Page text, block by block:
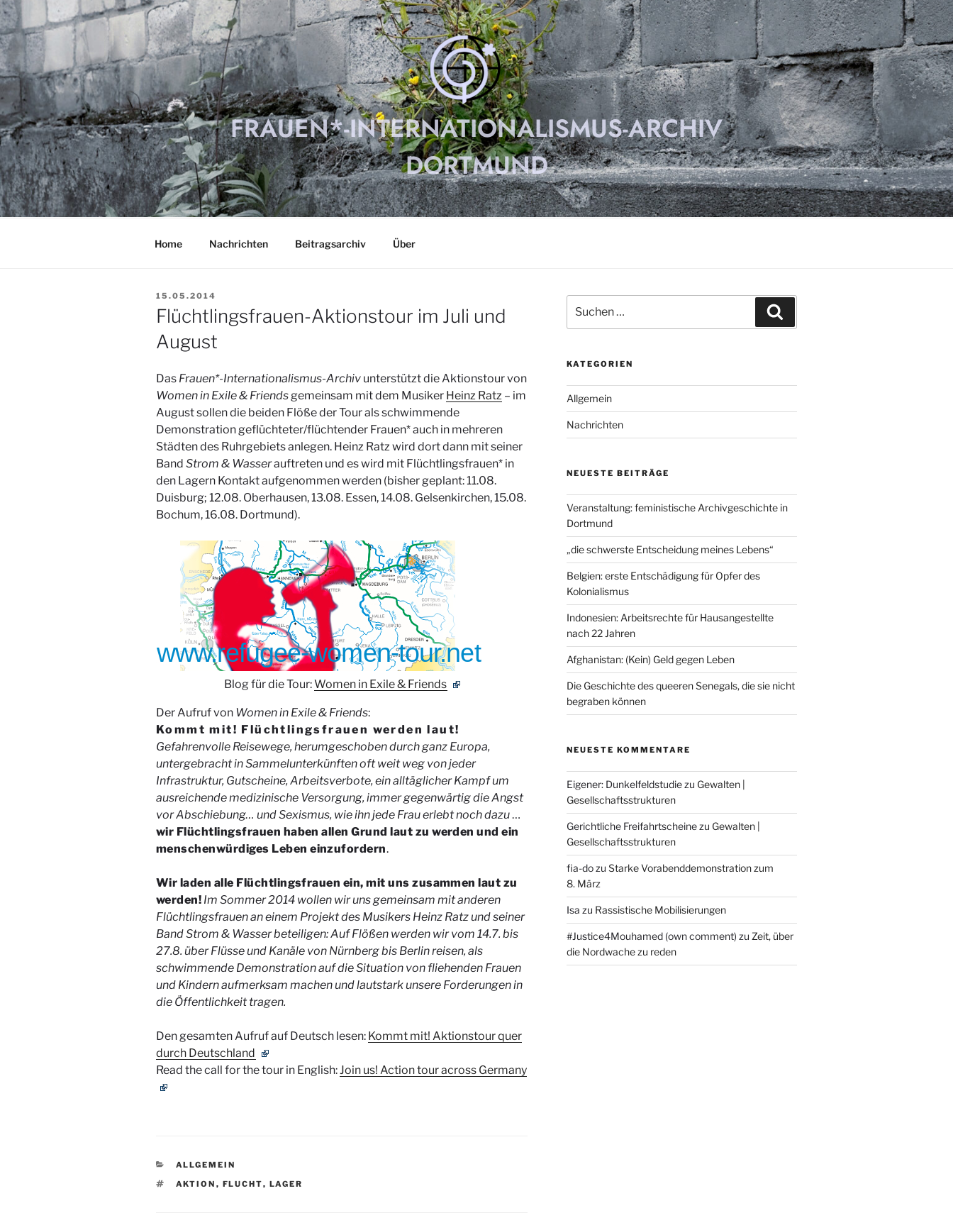
Zum
Inhalt
springen
FRAUEN*-INTERNATIONALISMUS-ARCHIV
DORTMUND
Home Nachrichten Beitragsarchiv Über
VERÖFFENTLICHT
AM
15.05.2014
Flüchtlingsfrauen-Aktionstour im Juli und
August
Das Frauen*-Internationalismus-Archiv unterstützt die Aktionstour von
Women in Exile& Friendsgemeinsam mit dem Musiker Heinz Ratz – im
August sollen die beiden Flöße der Tour als schwimmende
Demonstration geflüchteter/flüchtender Frauen* auch in mehreren
Städten des Ruhrgebiets anlegen. Heinz Ratz wird dort dann mit seiner
Band Strom & Wasserauftreten und es wird mit Flüchtlingsfrauen* in
den Lagern Kontakt aufgenommen werden (bisher geplant: 11.08.
Duisburg; 12.08. Oberhausen, 13.08. Essen, 14.08. Gelsenkirchen, 15.08.
Bochum, 16.08. Dortmund).
Blog für die Tour:Women in Exile & Friends
Der Aufruf von Women in Exile & Friends:
Kommt mit! Flüchtlingsfrauen werden laut!
Gefahrenvolle Reisewege, herumgeschoben durch ganz Europa,
untergebracht in Sammelunterkünften oft weit weg von jeder
Infrastruktur, Gutscheine, Arbeitsverbote, ein alltäglicher Kampf um
ausreichende medizinische Versorgung, immer gegenwärtig die Angst
vor Abschiebung… und Sexismus, wie ihn jede Frau erlebt noch dazu…
wir Flüchtlingsfrauen haben allen Grund laut zu werden und ein
menschenwürdiges Leben einzufordern.
Wir laden alle Flüchtlingsfrauen ein, mit uns zusammen laut zu
werden! Im Sommer 2014 wollen wir uns gemeinsam mit anderen
Flüchtlingsfrauen an einem Projekt des Musikers Heinz Ratz und seiner
Band Strom & Wasser beteiligen: Auf Flößen werden wir vom 14.7. bis
27.8. über Flüsse und Kanäle von Nürnberg bis Berlin reisen, als
schwimmende Demonstration auf die Situation von fliehenden Frauen
und Kindern aufmerksam machen und lautstark unsere Forderungen in
die Öffentlichkeit tragen.
Den gesamten Aufruf auf Deutsch lesen: Kommt mit! Aktionstour quer
durch Deutschland
Read the call for the tour in English:Join us! Action tour across Germany
KATEGORIEN
ALLGEMEIN
SCHLAGWÖRTER
AKTION , FLUCHT, LAGER
nach:
KATEGORIEN
Allgemein
Nachrichten
NEUESTE BEITRÄGE
Veranstaltung: feministische Archivgeschichte in
Dortmund
„die schwerste Entscheidung meines Lebens“
Belgien: erste Entschädigung für Opfer des
Kolonialismus
Indonesien: Arbeitsrechte für Hausangestellte
nach 22 Jahren
Afghanistan: (Kein) Geld gegen Leben
Die Geschichte des queeren Senegals, die sie nicht
begraben können
NEUESTE KOMMENTARE
Eigener: Dunkelfeldstudiezu Gewalten |
Gesellschaftsstrukturen
Gerichtliche Freifahrtscheinezu Gewalten |
Gesellschaftsstrukturen
fia-dozu Starke Vorabenddemonstration zum
8. März
Isa zu Rassistische Mobilisierungen
#Justice4Mouhamed (own comment) zu Zeit, über
die Nordwache zu reden